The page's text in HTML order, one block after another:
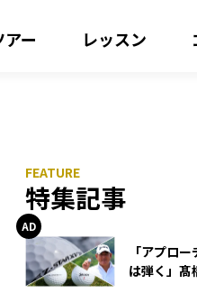
アー レッスン
特集記事
「アプロ
は弾く」髙